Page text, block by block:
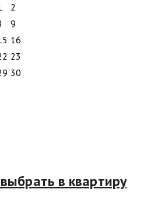
2
9
16
23
30
в квартиру